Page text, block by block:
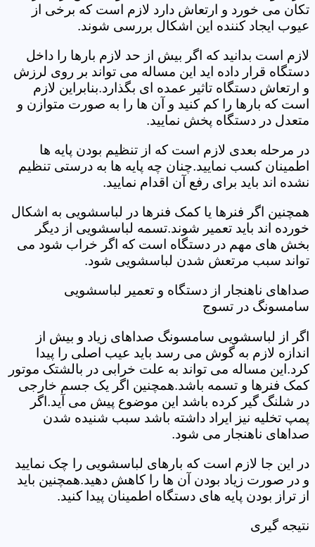
تکان می خورد و ارتعاش دارد لازم است که برخی از
عیوب ایجاد کننده این اشکال بررسی شوند.
لازم است بدانید که اگر بیش از حد لازم بارها را داخل
دستگاه قرار داده اید این مساله می تواند بر روی لرزش
و ارتعاش دستگاه تاثیر عمده ای بگذارد.بنابراین لازم
است که بارها را کم کنید و آن ها را به صورت متوازن و
متعدل در دستگاه پخش نمایید.
در مرحله بعدی لازم است که از تنظیم بودن پایه ها
اطمینان کسب نمایید.چنان چه پایه ها به درستی تنظیم
نشده اند باید برای رفع آن اقدام نمایید.
همچنین اگر فنرها یا کمک فنرها در لباسشویی به اشکال
خورده اند باید تعمیر شوند.تسمه لباسشویی از دیگر
بخش های مهم در دستگاه است که اگر خراب شود می
تواند سبب مرتعش شدن لباسشویی شود.
صداهای ناهنجار از دستگاه و تعمیر لباسشویی
سامسونگ در تسوج
اگر از لباسشویی سامسونگ صداهای زیاد و بیش از
اندازه لازم به گوش می رسد باید عیب اصلی را پیدا
کرد.این مساله می تواند به علت خرابی در بالشتک موتور
کمک فنرها و تسمه باشد.همچنین اگر یک جسم خارجی
در شلنگ گیر کرده باشد این موضوع پیش می آید.اگر
پمپ تخلیه نیز ایراد داشته باشد سبب شنیده شدن
صداهای ناهنجار می شود.
در این جا لازم است که بارهای لباسشویی را چک نمایید
و در صورت زیاد بودن آن ها را کاهش دهید.همچنین باید
از تراز بودن پایه های دستگاه اطمینان پیدا کنید.
نتیجه گیری